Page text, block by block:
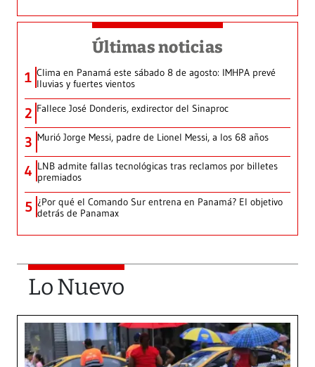
Últimas noticias
1 Clima en Panamá este sábado 8 de agosto: IMHPA prevé
lluvias y fuertes vientos
2 Fallece José Donderis, exdirector del Sinaproc
3 Murió Jorge Messi, padre de Lionel Messi, a los 68 años
4 LNB admite fallas tecnológicas tras reclamos por billetes
premiados
5 ¿Por qué el Comando Sur entrena en Panamá? El objetivo
detrás de Panamax
Lo Nuevo